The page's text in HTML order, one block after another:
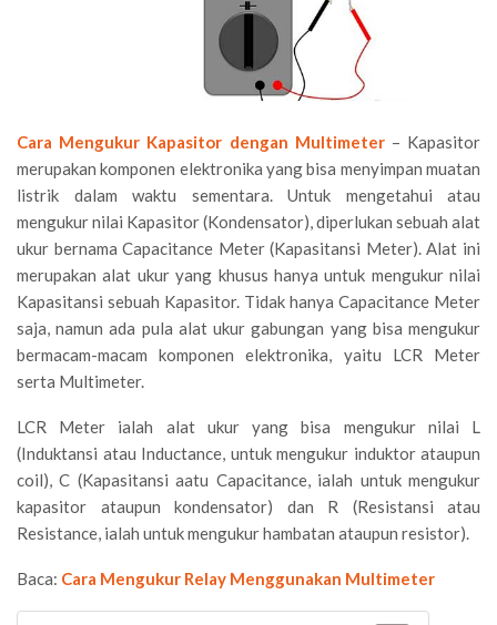
Cara Mengukur Kapasitor dengan Multimeter– Kapasitor
merupakan komponen elektronika yang bisa menyimpan muatan
listrik dalam waktu sementara. Untuk mengetahui atau
mengukur nilai Kapasitor (Kondensator), diperlukan sebuah alat
ukur bernama Capacitance Meter (Kapasitansi Meter). Alat ini
merupakan alat ukur yang khusus hanya untuk mengukur nilai
Kapasitansi sebuah Kapasitor. Tidak hanya Capacitance Meter
saja, namun ada pula alat ukur gabungan yang bisa mengukur
bermacam-macam komponen elektronika, yaitu LCR Meter
serta Multimeter.
LCR Meter ialah alat ukur yang bisa mengukur nilai L
(Induktansi atau Inductance, untuk mengukur induktor ataupun
coil), C (Kapasitansi aatu Capacitance, ialah untuk mengukur
kapasitor ataupun kondensator) dan R (Resistansi atau
Resistance, ialah untuk mengukur hambatan ataupun resistor).
Baca: Cara Mengukur Relay Menggunakan Multimeter